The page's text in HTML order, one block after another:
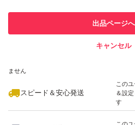
での取
ません
スピード＆安心発送
この
＆設
す
出品ページへ
キャンセル